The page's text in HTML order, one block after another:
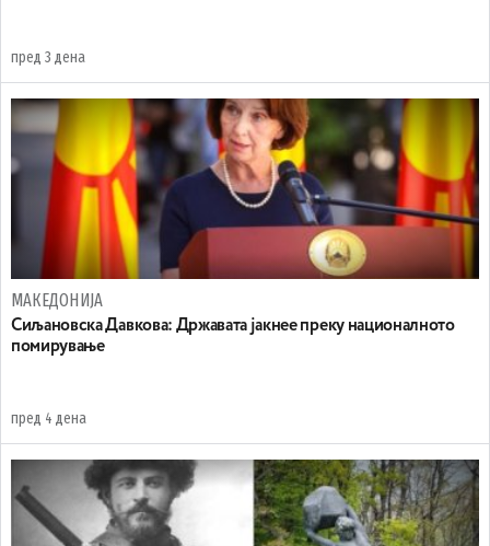
пред 3 дена
МАКЕДОНИЈА
Сиљановска Давкова: Државата јакнее преку националното
помирување
пред 4 дена